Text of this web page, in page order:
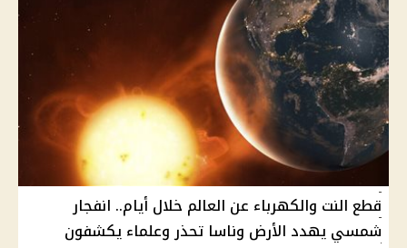
قطع النت والكهرباء عن العالم خلال أيام.. انفجار
شمسي يهدد الأرض وناسا تحذر وعلماء يكشفون